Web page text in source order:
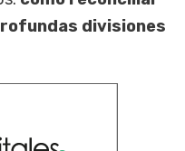
divisiones